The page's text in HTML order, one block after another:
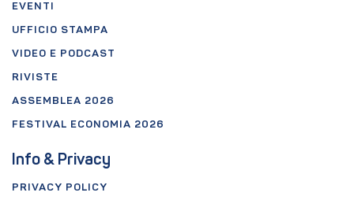
EVENTI
UFFICIO STAMPA
VIDEO E PODCAST
RIVISTE
ASSEMBLEA 2026
FESTIVAL ECONOMIA 2026
Info & Privacy
PRIVACY POLICY